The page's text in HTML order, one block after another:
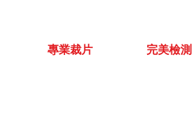
專業裁片 完美檢測